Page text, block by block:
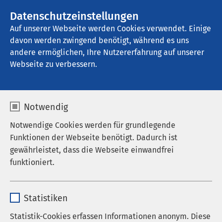
Datenschutzeinstellungen
Auf unserer Webseite werden Cookies verwendet. Einige
davon werden zwingend benötigt, während es uns
andere ermöglichen, Ihre Nutzererfahrung auf unserer
Webseite zu verbessern.
Notwendig
Notwendige Cookies werden für grundlegende
Funktionen der Webseite benötigt. Dadurch ist
gewährleistet, dass die Webseite einwandfrei
funktioniert.
Anbieter sgalinski
Statistiken
Statistik-Cookies erfassen Informationen anonym. Diese
AMEOS Poliklinikum Harsewinkel